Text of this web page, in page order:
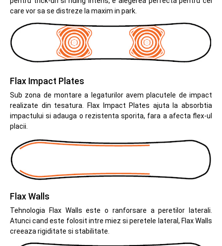
care vor sa se distreze la maxim in park.
Flax Impact Plates
Sub zona de montare a legaturilor avem placutele de impact
realizate din tesatura. Flax Impact Plates ajuta la absorbtia
impactului si adauga o rezistenta sporita, fara a afecta flex-ul
placii.
Flax Walls
Tehnologia Flax Walls este o ranforsare a peretilor laterali.
Atunci cand este folosit intre miez si peretele lateral, Flax Walls
creeaza rigiditate si stabilitate.